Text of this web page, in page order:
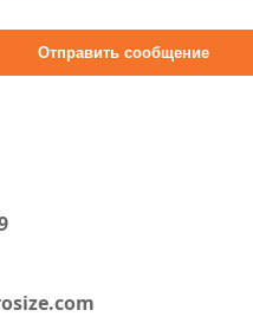
Отправить сообщение